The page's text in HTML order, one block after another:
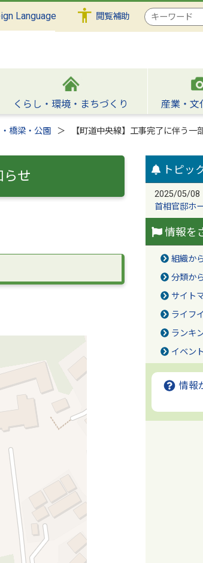
Language 閲覧補助
検
索
くらし・環境・まちづくり 産業・文
橋梁・公園 【町道中央線】工事完了に伴う
らせ トピッ
2025/05/08
首相官邸ホ
情報を
組織から
分類から
サイト
ライフ
ランキ
イベン
情報